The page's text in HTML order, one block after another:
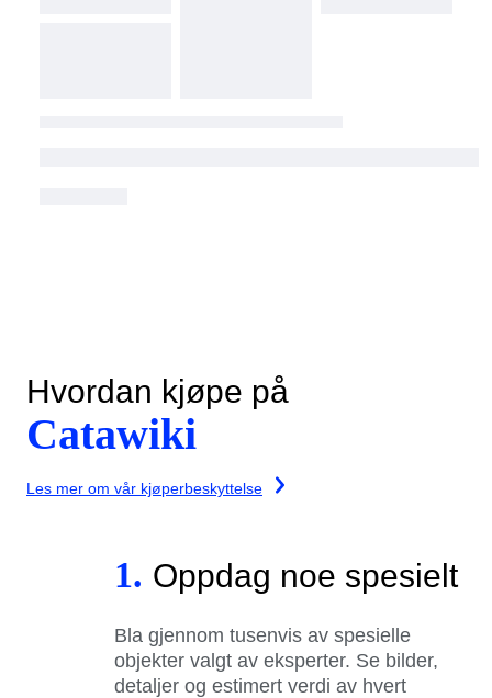
Hvordan kjøpe på
Catawiki
Les mer om vår kjøperbeskyttelse
1. Oppdag noe spesielt
Bla gjennom tusenvis av spesielle
objekter valgt av eksperter. Se bilder,
detaljer og estimert verdi av hvert